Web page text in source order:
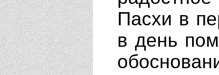
Пасхи в
в день